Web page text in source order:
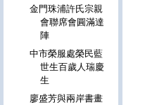
金門珠浦許氏宗親
會聯席會圓滿達
陣
中市榮服處榮民藍
世生百歲人瑞慶
生
廖盛芳與兩岸書畫